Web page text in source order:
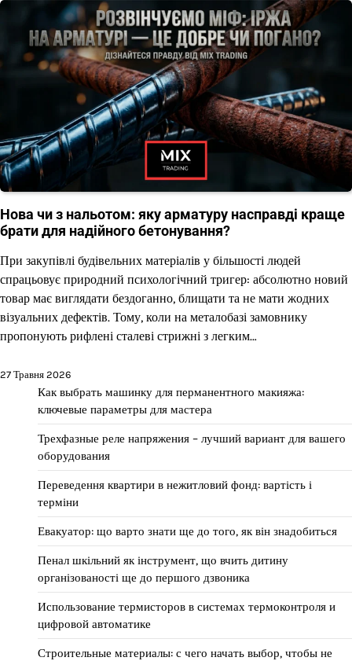
Нова чи з нальотом: яку арматуру насправді краще
брати для надійного бетонування?
При закупівлі будівельних матеріалів у більшості людей
спрацьовує природний психологічний тригер: абсолютно новий
товар має виглядати бездоганно, блищати та не мати жодних
візуальних дефектів. Тому, коли на металобазі замовнику
пропонують рифлені сталеві стрижні з легким…
27 Травня 2026
Как выбрать машинку для перманентного макияжа:
ключевые параметры для мастера
Трехфазные реле напряжения – лучший вариант для вашего
оборудования
Переведення квартири в нежитловий фонд: вартість і
терміни
Евакуатор: що варто знати ще до того, як він знадобиться
Пенал шкільний як інструмент, що вчить дитину
організованості ще до першого дзвоника
Использование термисторов в системах термоконтроля и
цифровой автоматике
Строительные материалы: с чего начать выбор, чтобы не